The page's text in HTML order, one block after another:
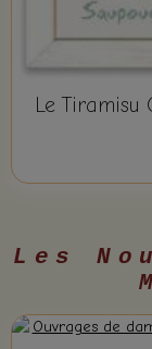
Le Tiramisu
Les